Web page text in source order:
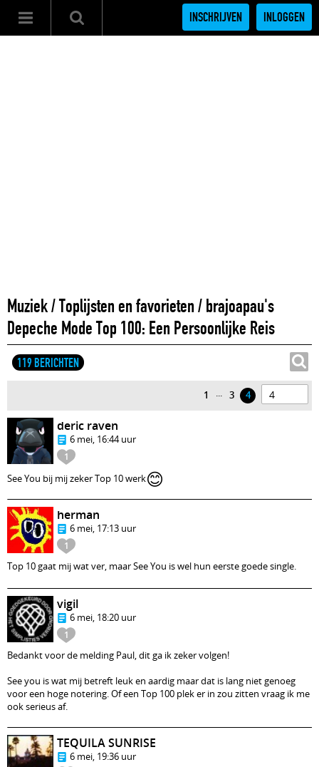
INSCHRIJVEN INLOGGEN
Muziek/Toplijsten en favorieten/brajoapau's
Depeche Mode Top 100: Een Persoonlijke Reis
119 BERICHTEN
1 ... 3 4
1
deric raven
6 mei, 16:44 uur
See You bij mij zeker Top 10 werk😊
1
herman
6 mei, 17:13 uur
Top 10 gaat mij wat ver, maar See You is wel hun eerste goede single.
1
vigil
6 mei, 18:20 uur
Bedankt voor de melding Paul, dit ga ik zeker volgen!
See you is wat mij betreft leuk en aardig maar dat is lang niet genoeg
voor een hoge notering. Of een Top 100 plek er in zou zitten vraag ik me
ook serieus af.
TEQUILA SUNRISE
6 mei, 19:36 uur